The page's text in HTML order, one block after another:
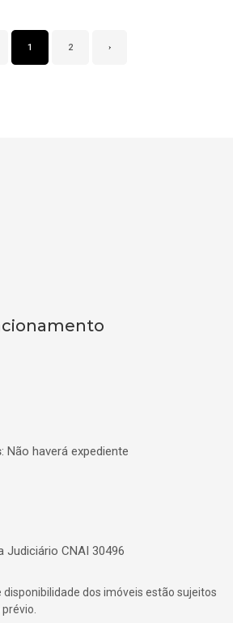
1 2 ›
: Não haverá expediente
Judiciário CNAI 30496
disponibilidade dos imóveis estão sujeitos